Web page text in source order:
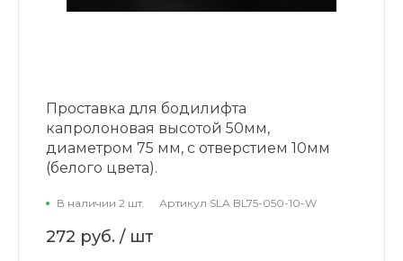
Проставка для бодилифта
капролоновая высотой 50мм,
диаметром 75 мм, с отверстием 10мм
(белого цвета).
В наличии 2 шт. Артикул SLA BL75-050-10-W
272 руб. / шт